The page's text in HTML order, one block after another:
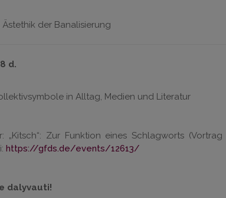
Ästethik der Banalisierung
d.
in Alltag, Medien und Literatur
„Kitsch“: Zur Funktion eines Schlagworts
https://gfds.de/events/12613/
dalyvauti!